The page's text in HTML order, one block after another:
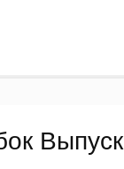
Выпуск